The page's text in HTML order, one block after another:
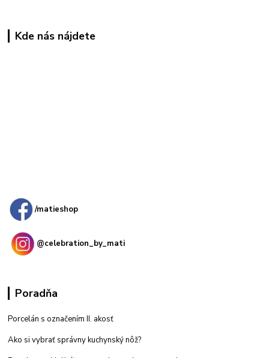
Kde nás nájdete
/matieshop
@celebration_by_mati
Poradňa
Porcelán s označením II. akosť
Ako si vybrať správny kuchynský nôž?